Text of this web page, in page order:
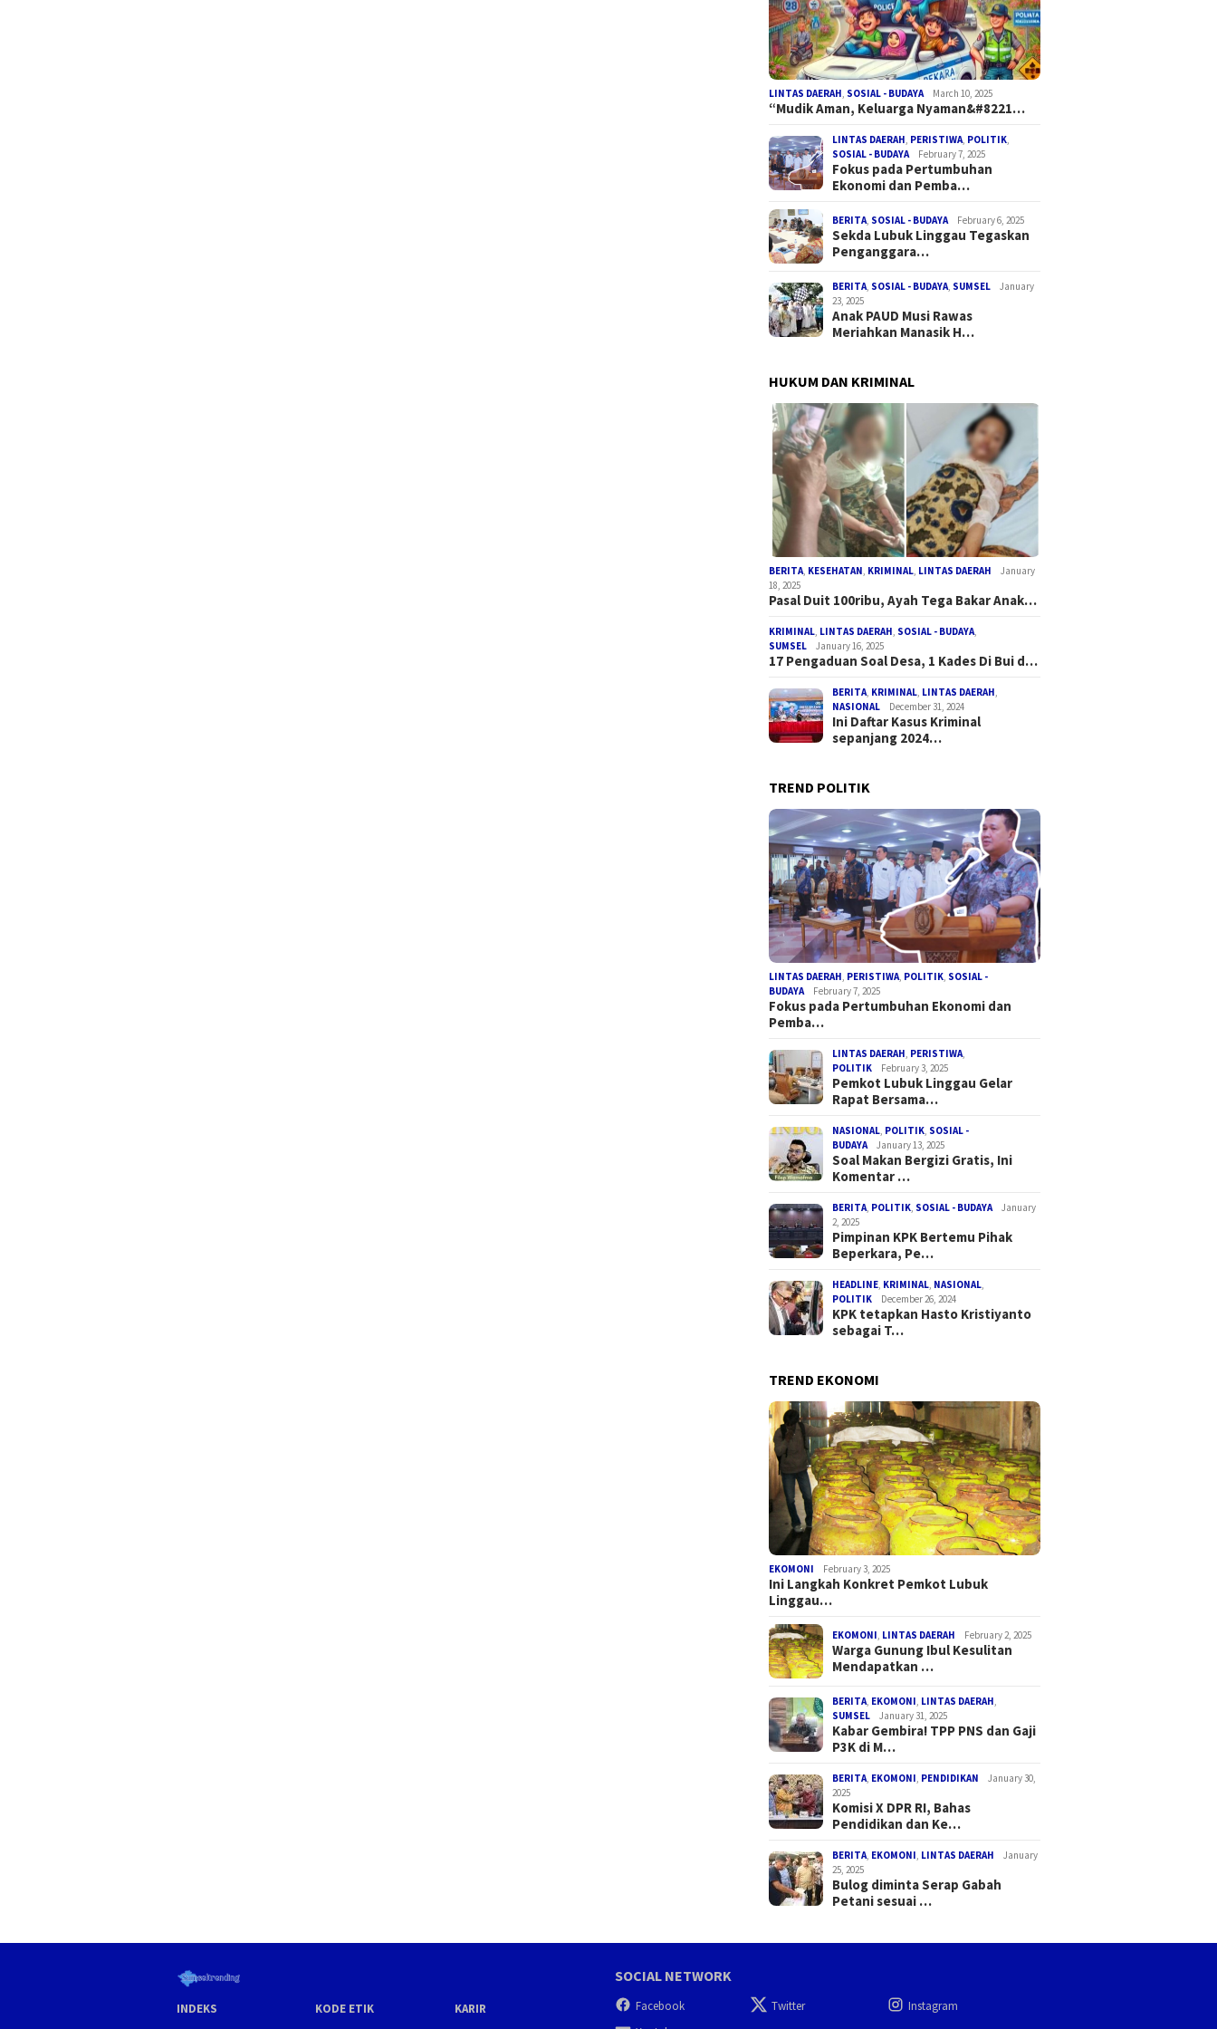
LINTAS DAERAH, SOSIAL - BUDAYA March 10, 2025
“Mudik Aman, Keluarga Nyaman&#8221…
LINTAS DAERAH, PERISTIWA, POLITIK,
SOSIAL - BUDAYA
February 7, 2025
Fokus pada Pertumbuhan
Ekonomi dan Pemba…
BERITA, SOSIAL - BUDAYA February 6, 2025
Sekda Lubuk Linggau Tegaskan
Penganggara…
BERITA, SOSIAL - BUDAYA, SUMSEL
January
23, 2025
Anak PAUD Musi Rawas
Meriahkan Manasik H…
HUKUM DAN KRIMINAL
BERITA, KESEHATAN, KRIMINAL, LINTAS DAERAH
January
18, 2025
Pasal Duit 100ribu, Ayah Tega Bakar Anak…
KRIMINAL, LINTAS DAERAH, SOSIAL - BUDAYA,
SUMSEL
January 16, 2025
17 Pengaduan Soal Desa, 1 Kades Di Bui d…
BERITA, KRIMINAL, LINTAS DAERAH,
NASIONAL
December 31, 2024
Ini Daftar Kasus Kriminal
sepanjang 2024…
TREND POLITIK
LINTAS DAERAH, PERISTIWA, POLITIK, SOSIAL -
BUDAYA
February 7, 2025
Fokus pada Pertumbuhan Ekonomi dan
Pemba…
LINTAS DAERAH, PERISTIWA,
POLITIK
February 3, 2025
Pemkot Lubuk Linggau Gelar
Rapat Bersama…
NASIONAL, POLITIK, SOSIAL -
BUDAYA
January 13, 2025
Soal Makan Bergizi Gratis, Ini
Komentar …
BERITA, POLITIK, SOSIAL - BUDAYA
January
2, 2025
Pimpinan KPK Bertemu Pihak
Beperkara, Pe…
HEADLINE, KRIMINAL, NASIONAL,
POLITIK
December 26, 2024
KPK tetapkan Hasto Kristiyanto
sebagai T…
TREND EKONOMI
EKOMONI February 3, 2025
Ini Langkah Konkret Pemkot Lubuk
Linggau…
EKOMONI LINTAS DAERAH February 2, 2025
Warga Gunung Ibul Kesulitan
Mendapatkan …
BERITA EKOMONI LINTAS DAERAH
SUMSEL
January 31, 2025
Kabar Gembira! TPP PNS dan Gaji
P3K di M…
BERITA EKOMONI PENDIDIKAN
January 30,
2025
Komisi X DPR RI, Bahas
Pendidikan dan Ke…
BERITA EKOMONI LINTAS DAERAH
January
25, 2025
Bulog diminta Serap Gabah
Petani sesuai …
INDEKS KODE ETIK
KARIR
SOCIAL NETWORK
Facebook Twitter
Instagram